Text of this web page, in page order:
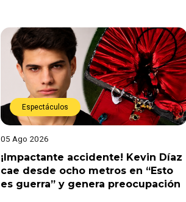
Espectáculos
05 Ago 2026
¡Impactante accidente! Kevin Díaz
cae desde ocho metros en “Esto
es guerra” y genera preocupación